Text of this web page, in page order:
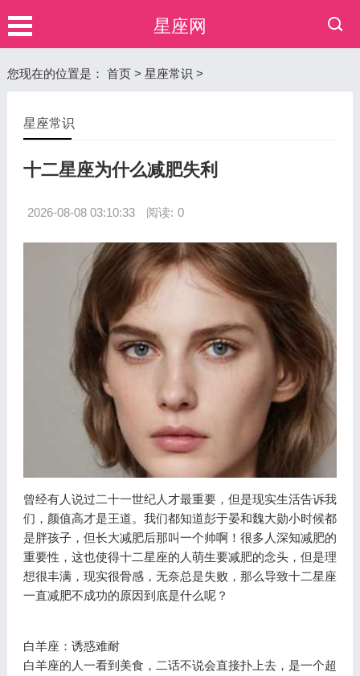
星座网
您现在的位置是： 首页> 星座常识 >
星座常识
十二星座为什么减肥失利
2026-08-08 03:10:33 阅读: 0
曾经有人说过二十一世纪人才最重要，但是现实生活告诉我
们，颜值高才是王道。我们都知道彭于晏和魏大勋小时候都
是胖孩子，但长大减肥后那叫一个帅啊！很多人深知减肥的
重要性，这也使得十二星座的人萌生要减肥的念头，但是理
想很丰满，现实很骨感，无奈总是失败，那么导致十二星座
一直减肥不成功的原因到底是什么呢？
白羊座：诱惑难耐
白羊座的人一看到美食，二话不说会直接扑上去，是一个超